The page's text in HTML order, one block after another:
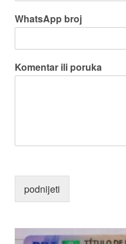
WhatsApp broj
Komentar ili poruka
podnijeti